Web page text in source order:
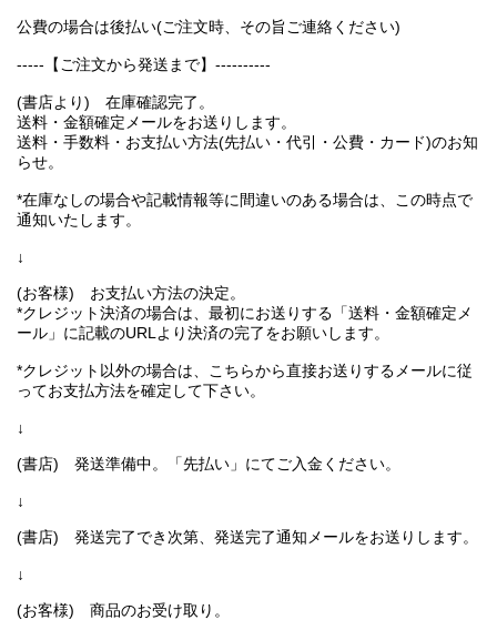
公費の場合は後払い(ご注文時、その旨ご連絡ください)
-----【ご注文から発送まで】----------
(書店より) 在庫確認完了。
送料・金額確定メールをお送りします。
送料・手数料・お支払い方法(先払い・代引・公費・カード)のお知
らせ。
*在庫なしの場合や記載情報等に間違いのある場合は、この時点で
通知いたします。
↓
(お客様) お支払い方法の決定。
*クレジット決済の場合は、最初にお送りする「送料・金額確定メ
ール」に記載のURLより決済の完了をお願いします。
*クレジット以外の場合は、こちらから直接お送りするメールに従
ってお支払方法を確定して下さい。
↓
(書店) 発送準備中。「先払い」にてご入金ください。
↓
(書店) 発送完了でき次第、発送完了通知メールをお送りします。
↓
(お客様) 商品のお受け取り。